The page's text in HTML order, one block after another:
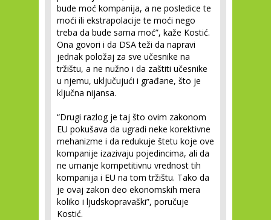
bude moć kompanija, a ne posledice te
moći ili ekstrapolacije te moći nego
treba da bude sama moć”, kaže Kostić.
Ona govori i da DSA teži da napravi
jednak položaj za sve učesnike na
tržištu, a ne nužno i da zaštiti učesnike
u njemu, uključujući i građane, što je
ključna nijansa.
“Drugi razlog je taj što ovim zakonom
EU pokušava da ugradi neke korektivne
mehanizme i da redukuje štetu koje ove
kompanije izazivaju pojedincima, ali da
ne umanje kompetitivnu vrednost tih
kompanija i EU na tom tržištu. Tako da
je ovaj zakon deo ekonomskih mera
koliko i ljudskopravaški”, poručuje
Kostić.